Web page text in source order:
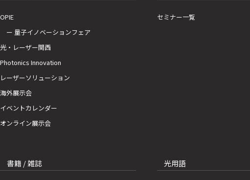
OPIE
ー 量子イノベーションフェア
光・レーザー関西
Photonics Innovation
レーザーソリューション
海外展示会
イベントカレンダー
オンライン展示会
セミナー一覧
書籍 / 雑誌 光用語